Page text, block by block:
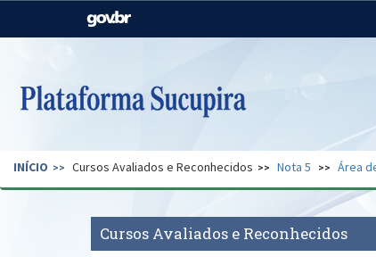
Casa Civil
Pecuária e Abastecimento
Secretaria de Governo Gabinete de Segurança
INÍCIO Cursos Avaliados e Reconhecidos Nota 5 Área
Cursos Avaliados e Reconhecidos